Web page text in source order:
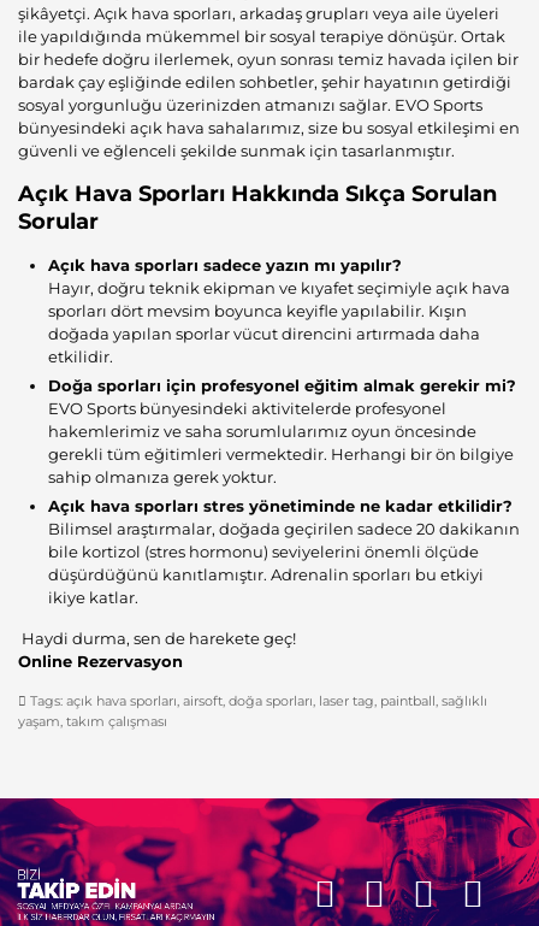
şikâyetçi. Açık hava sporları, arkadaş grupları veya aile üyeleri
ile yapıldığında mükemmel bir sosyal terapiye dönüşür. Ortak
bir hedefe doğru ilerlemek, oyun sonrası temiz havada içilen bir
bardak çay eşliğinde edilen sohbetler, şehir hayatının getirdiği
sosyal yorgunluğu üzerinizden atmanızı sağlar. EVO Sports
bünyesindeki açık hava sahalarımız, size bu sosyal etkileşimi en
güvenli ve eğlenceli şekilde sunmak için tasarlanmıştır.
Açık Hava Sporları Hakkında Sıkça Sorulan
Sorular
Açık hava sporları sadece yazın mı yapılır?
Hayır, doğru teknik ekipman ve kıyafet seçimiyle açık hava
sporları dört mevsim boyunca keyifle yapılabilir. Kışın
doğada yapılan sporlar vücut direncini artırmada daha
etkilidir.
Doğa sporları için profesyonel eğitim almak gerekir mi?
EVO Sports bünyesindeki aktivitelerde profesyonel
hakemlerimiz ve saha sorumlularımız oyun öncesinde
gerekli tüm eğitimleri vermektedir. Herhangi bir ön bilgiye
sahip olmanıza gerek yoktur.
Açık hava sporları stres yönetiminde ne kadar etkilidir?
Bilimsel araştırmalar, doğada geçirilen sadece 20 dakikanın
bile kortizol (stres hormonu) seviyelerini önemli ölçüde
düşürdüğünü kanıtlamıştır. Adrenalin sporları bu etkiyi
ikiye katlar.
Haydi durma, sen de harekete geç!
Online Rezervasyon
Tags: açık hava sporları, airsoft, doğa sporları, laser tag, paintball, sağlıklı
yaşam, takım çalışması